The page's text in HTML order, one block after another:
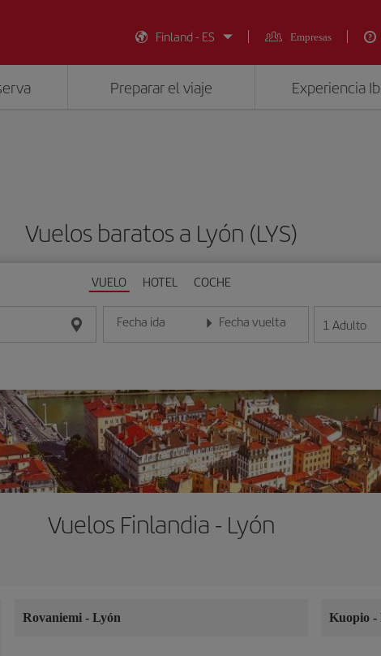
Finland - ES
Empresas
Preparar el viaje Experiencia
Vuelos baratos a Lyón (LYS)
VUELO HOTEL COCHE
Fecha ida
Introduce la fecha en formato día/mes/año
Fecha vuelta
Introduce la fecha en formato día/
1 Adulto
Vuelos Finlandia - Lyón
Rovaniemi - Lyón Kuopio-